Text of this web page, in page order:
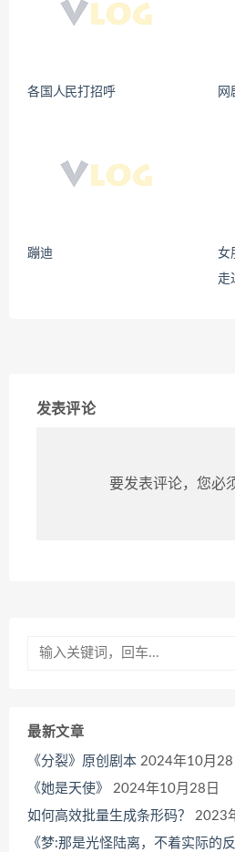
各国人民打招呼 网
蹦迪
女
走
发表评论
要发表评论，您必
最新文章
《分裂》原创剧本 2024年10月28
《她是天使》
2024年10月28日
如何高效批量生成条形码？
2023
《梦:那是光怪陆离，不着实际的反